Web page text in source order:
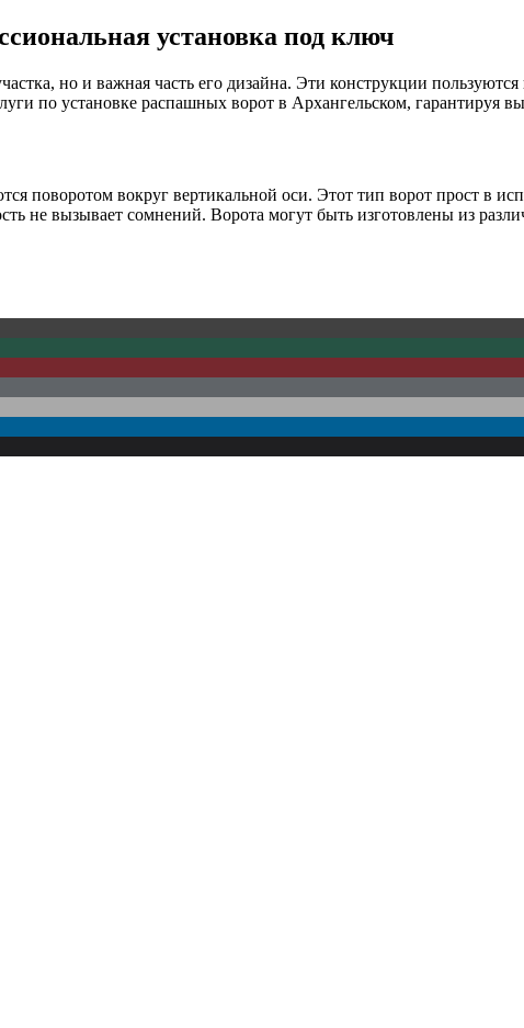
установка под ключ
но и важная часть его дизайна. Эти конструкции пользуются
по установке распашных ворот в Архангельском, гарантируя
поворотом вокруг вертикальной оси. Этот тип ворот прост в
не вызывает сомнений. Ворота могут быть изготовлены из